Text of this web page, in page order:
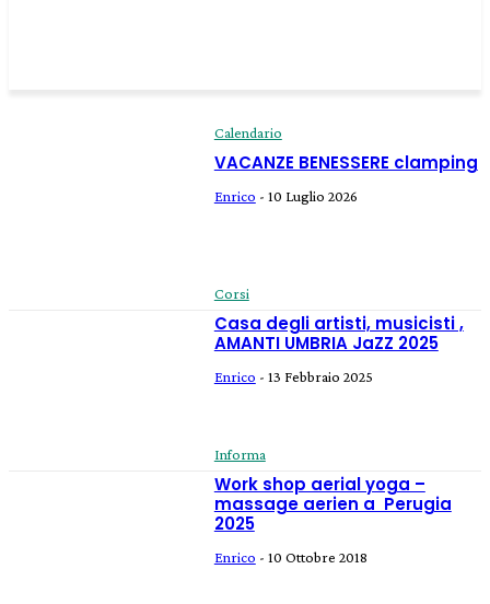
Calendario
VACANZE BENESSERE clamping
Enrico - 10 Luglio 2026
Corsi
Casa degli artisti, musicisti ,
AMANTI UMBRIA JaZZ 2025
Enrico - 13 Febbraio 2025
Informa
Work shop aerial yoga –
massage aerien a Perugia
2025
Enrico - 10 Ottobre 2018